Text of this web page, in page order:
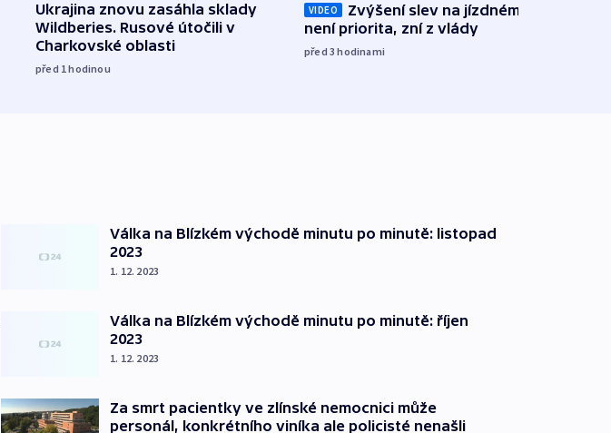
Ukrajina znovu zasáhla sklady
Wildberies. Rusové útočili v
Charkovské oblasti
před 1hodinou
VIDEO
Zvýšení slev na jízdném teď
není priorita, zní z vlády
před 3hodinami
Válka na Blízkém východě minutu po minutě: listopad
2023
1. 12. 2023
Válka na Blízkém východě minutu po minutě: říjen
2023
1. 12. 2023
Za smrt pacientky ve zlínské nemocnici může
personál, konkrétního viníka ale policisté nenašli